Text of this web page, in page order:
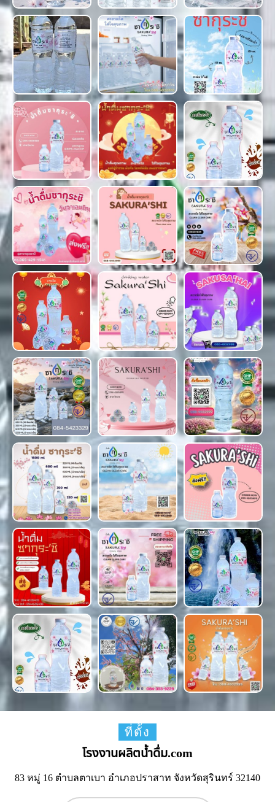
ที่ตั้ง
โรงงานผลิตน้ำดื่ม.com
83 หมู่ 16 ตำบลตาเบา อำเภอปราสาท จังหวัดสุรินทร์ 32140